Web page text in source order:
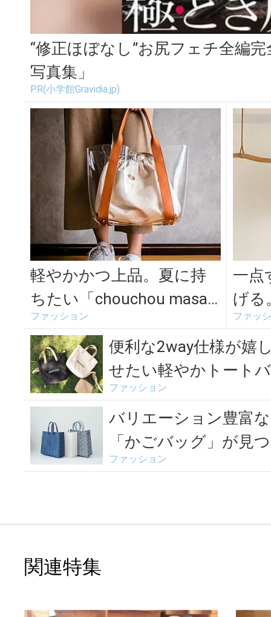
“修正ほぼなし”お尻フェチ全編
写真集」
PR(小学館Gravidia.jp)
軽やかかつ上品。夏に持
ちたい「chouchou masak
o」の革×クリア素材の...
ファッション
一点
げる
こ
選＞
ファッ
便利な2way仕様が嬉
せたい軽やかトート
ファッション
バリエーション豊富
「かごバッグ」が見
＞
ファッション
関連特集